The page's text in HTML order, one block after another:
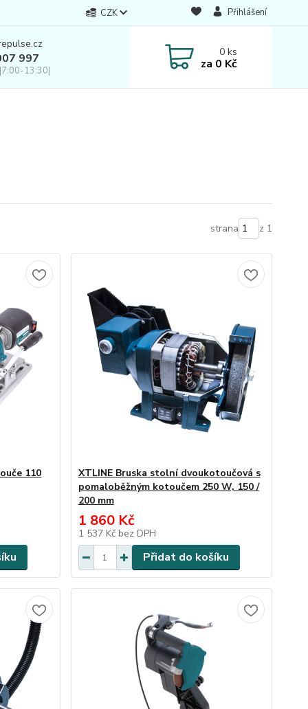
CZK Přihlášení
997
13:30|
0ks
za 0 Kč
strana z 1
110
XTLINE Bruska stolní dvoukotoučová s
pomaloběžným kotoučem 250 W, 150 /
200 mm
1 860 Kč
1 537 Kč bez DPH
Přidat do košíku